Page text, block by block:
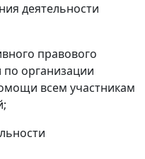
деятельности
правового
по организации
всем участникам